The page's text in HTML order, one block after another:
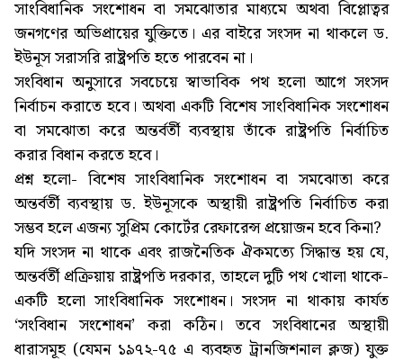
সাংবিধানিক সংশোধন বা সমঝোতার মাধ্যমে অথবা বিপ্লোত্বর
জনগণের অভিপ্রায়ের যুক্তিতে। এর বাইরে সংসদ না থাকলে ড.
ইউনূস সরাসরি রাষ্ট্রপতি হতে পারবেন না।
সংবিধান অনুসারে সবচেয়ে স্বাভাবিক পথ হলো আগে সংসদ
নির্বাচন করাতে হবে। অথবা একটি বিশেষ সাংবিধানিক সংশোধন
বা সমঝোতা করে অন্তর্বর্তী ব্যবস্থায় তাঁকে রাষ্ট্রপতি নির্বাচিত
করার বিধান করতে হবে।
প্রশ্ন হলো- বিশেষ সাংবিধানিক সংশোধন বা সমঝোতা করে
অন্তর্বর্তী ব্যবস্থায় ড. ইউনূসকে অস্থায়ী রাষ্ট্রপতি নির্বাচিত করা
সম্ভব হলে এজন্য সুপ্রিম কোর্টের রেফারেন্স প্রয়োজন হবে কিনা?
যদি সংসদ না থাকে এবং রাজনৈতিক ঐকমত্যে সিদ্ধান্ত হয় যে,
অন্তর্বর্তী প্রক্রিয়ায় রাষ্ট্রপতি দরকার, তাহলে দুটি পথ খোলা থাকে-
একটি হলো সাংবিধানিক সংশোধন। সংসদ না থাকায় কার্যত
‘সংবিধান সংশোধন’ করা কঠিন। তবে সংবিধানের অস্থায়ী
ধারাসমূহ (যেমন ১৯৭২-৭৫ এ ব্যবহৃত ট্রানজিশনাল ক্লজ) যুক্ত